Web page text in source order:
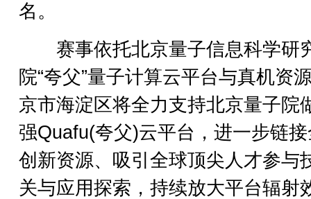
名。
赛事依托北京量子信息科学研
院“夸父”量子计算云平台与真机资
京市海淀区将全力支持北京量子院
强Quafu(夸父)云平台，进一步链
创新资源、吸引全球顶尖人才参与
关与应用探索，持续放大平台辐射